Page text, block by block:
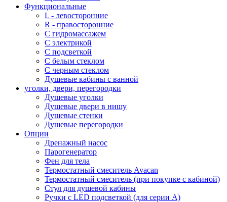
Функциональные
L - левосторонние
R - правосторонние
С гидромассажем
С электрикой
С подсветкой
С белым стеклом
С черным стеклом
Душевые кабины с ванной
уголки, двери, перегородки
Душевые уголки
Душевые двери в нишу
Душевые стенки
Душевые перегородки
Опции
Дренажный насос
Парогенератор
Фен для тела
Термостатный смеситель Avacan
Термостатный смеситель (при покупке с кабиной)
Стул для душевой кабины
Ручки с LED подсветкой (для серии A)